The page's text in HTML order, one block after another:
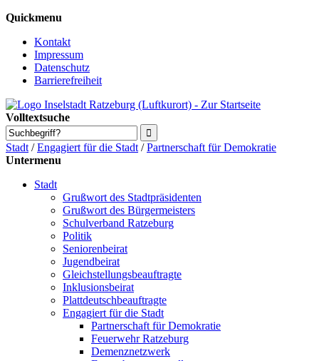
Quickmenu
Kontakt
Impressum
Datenschutz
Barrierefreiheit
Volltextsuche
Stadt /Engagiert für die Stadt /Partnerschaft für Demokratie
Untermenu
Stadt
Grußwort des Stadtpräsidenten
Grußwort des Bürgermeisters
Schulverband Ratzeburg
Politik
Seniorenbeirat
Jugendbeirat
Gleichstellungsbeauftragte
Inklusionsbeirat
Plattdeutschbeauftragte
Engagiert für die Stadt
Partnerschaft für Demokratie
Feuerwehr Ratzeburg
Demenznetzwerk